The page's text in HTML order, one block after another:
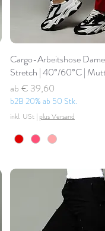
Cargo-Arbeitshose
Stretch | 40°/60°C |
ab
Standardpreis
€ 39,60
Sale-Preis
b2B 20% ab 50 Stk.
inkl. USt | plus Versand